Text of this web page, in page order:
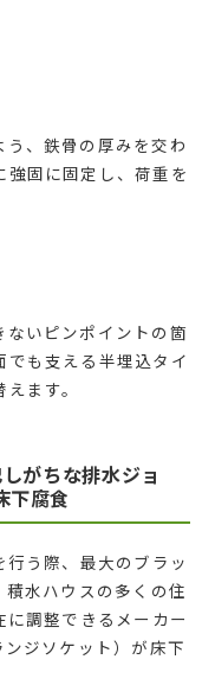
、鉄骨の厚みを交わ
固に固定し、荷重を
いピンポイントの箇
も支える半埋込タイ
ます。
がちな排水ジョ
下腐食
う際、最大のブラッ
水ハウスの多くの住
調整できるメーカー
ジソケット）が床下